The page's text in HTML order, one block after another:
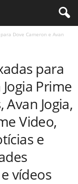
Dove Cameron e Avan
para
Prime
Jogia,
Video,
e
vídeos